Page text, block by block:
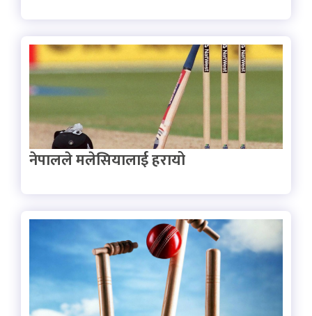
नेपालले मलेसियालाई हरायो